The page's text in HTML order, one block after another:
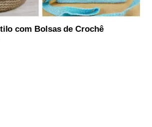
com Bolsas de Crochê